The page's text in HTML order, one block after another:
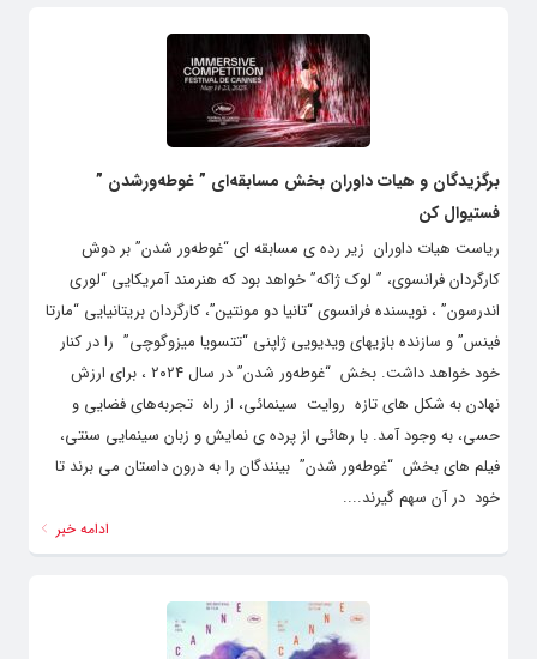
برگزیدگان و هیات داوران بخش مسابقه‌ای ” غوطه‌ورشدن ”
فستیوال کن
ریاست هیات داوران زیر رده ی مسابقه ای “غوطه‌ور شدن” بر دوش
کارگردان فرانسوی، ” لوک ژاکه” خواهد بود که هنرمند آمریکایی “لوری
اندرسون” ، نویسنده فرانسوی “تانیا دو مونتین”، کارگردان بریتانیایی “مارتا
فینس” و سازنده بازیهای ویدیویی ژاپنی “تتسویا میزوگوچی” را در کنار
خود خواهد داشت. بخش “غوطه‌ور شدن” در سال ۲۰۲۴ ، برای ارزش
نهادن به شکل های تازه روایت سینمائی، از راه تجربه‌های فضایی و
حسی، به وجود آمد. با رهائی از پرده ی نمایش و زبان سینمایی سنتی،
فیلم های بخش “غوطه‌ور شدن” بینندگان را به درون داستان می برند تا
خود در آن سهم گیرند....
ادامه خبر